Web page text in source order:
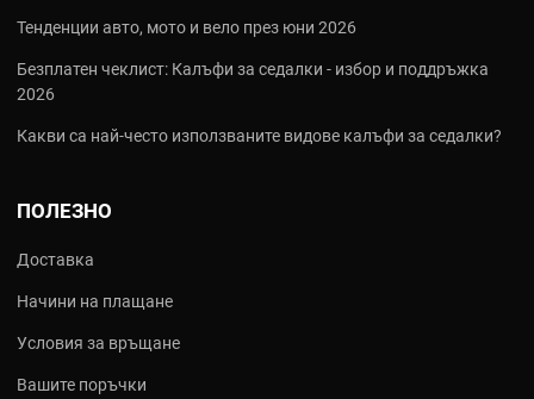
Тенденции авто, мото и вело през юни 2026
Безплатен чеклист: Калъфи за седалки - избор и поддръжка
2026
Какви са най‑често използваните видове калъфи за седалки?
ПОЛЕЗНО
Доставка
Начини на плащане
Условия за връщане
Вашите поръчки